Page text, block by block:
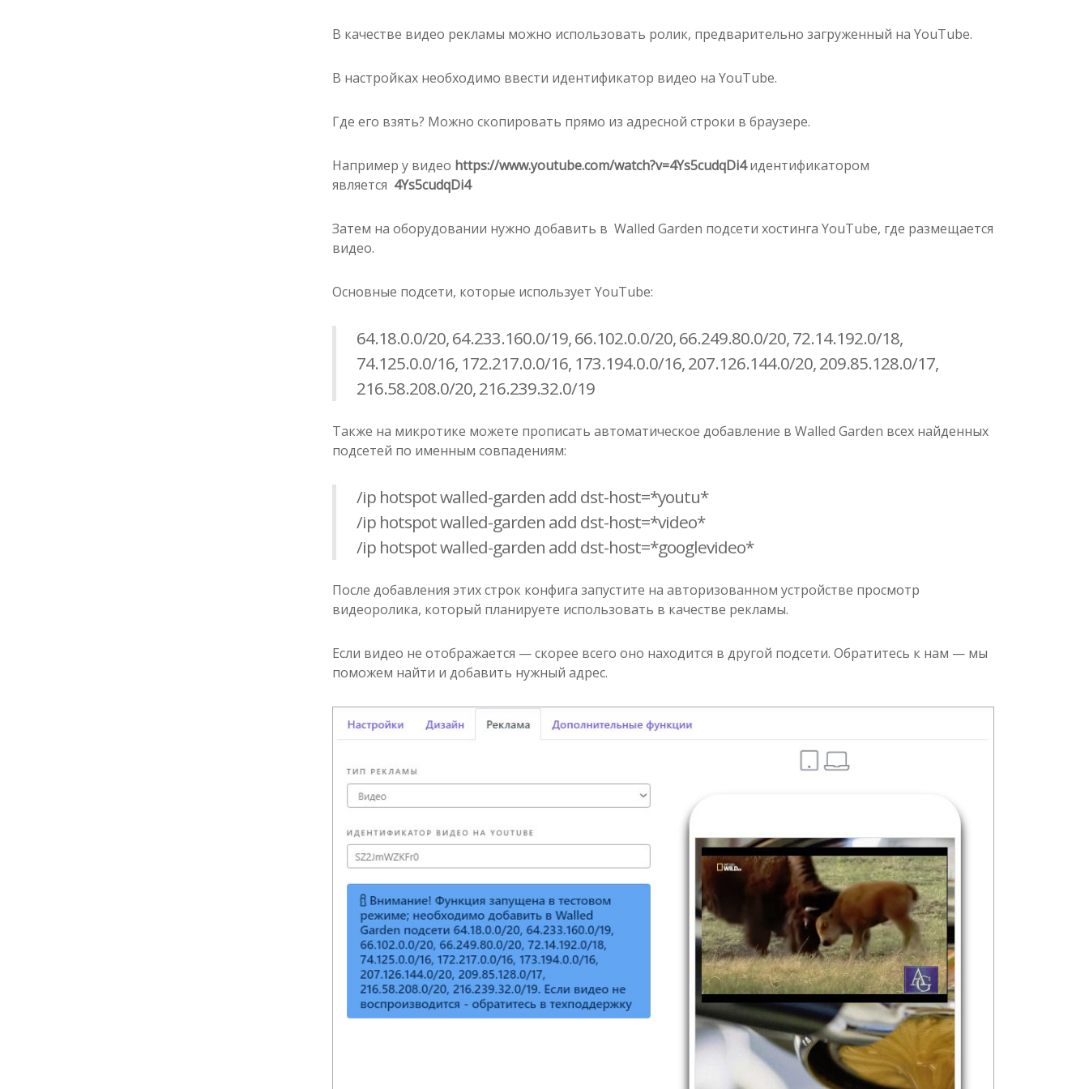
В качестве видео рекламы можно использовать ролик, предварительно загруженный на YouTube.
В настройках необходимо ввести идентификатор видео на YouTube.
Где его взять? Можно скопировать прямо из адресной строки в браузере.
Например у видео https://www.youtube.com/watch?v=4Ys5cudqDi4идентификатором
является 4Ys5cudqDi4
Затем на оборудовании нужно добавить в Walled Garden подсети хостинга YouTube, где размещается
видео.
Основные подсети, которые использует YouTube:
64.18.0.0/20, 64.233.160.0/19, 66.102.0.0/20, 66.249.80.0/20, 72.14.192.0/18,
74.125.0.0/16, 172.217.0.0/16, 173.194.0.0/16, 207.126.144.0/20, 209.85.128.0/17,
216.58.208.0/20, 216.239.32.0/19
Также на микротике можете прописать автоматическое добавление в Walled Garden всех найденных
подсетей по именным совпадениям:
/ip hotspot walled-garden add dst-host=*youtu*
/ip hotspot walled-garden add dst-host=*video*
/ip hotspot walled-garden add dst-host=*googlevideo*
После добавления этих строк конфига запустите на авторизованном устройстве просмотр
видеоролика, который планируете использовать в качестве рекламы.
Если видео не отображается — скорее всего оно находится в другой подсети. Обратитесь к нам — мы
поможем найти и добавить нужный адрес.